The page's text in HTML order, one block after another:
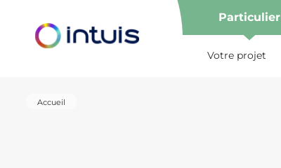
Particulier
Votre projet
menu
Accueil